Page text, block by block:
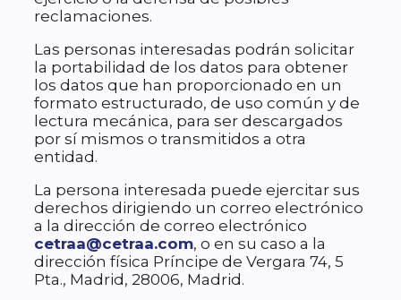
reclamaciones.
Las personas interesadas podrán solicitar
la portabilidad de los datos para obtener
los datos que han proporcionado en un
formato estructurado, de uso común y de
lectura mecánica, para ser descargados
por sí mismos o transmitidos a otra
entidad.
La persona interesada puede ejercitar sus
derechos dirigiendo un correo electrónico
a la dirección de correo electrónico
cetraa@cetraa.com, o en su caso a la
dirección física Príncipe de Vergara 74, 5
Pta., Madrid, 28006, Madrid.